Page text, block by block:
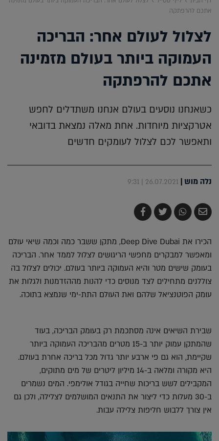
אתכם להרפתקה
לצלול לעולם אחר: הבריכה
העמוקה ביותר בעולם מזמינה
אתכם להרפתקה
כשאנחנו נוסעים בעולם אנחנו משתדלים לחפש
אטרקציות מיוחדות. אחת מאלה נמצאת בדובאי
ותאפשר לכם לצלול לעומקים חדשים
נלה מוש|
26.07.2021 | 9:31
שלח
בדואר
שתף
ב-
צייץ
ב-
שתף
ב-
הכירו את Deep Dive Dubai, מתקן ששבר כמה וכמה שיאי עולם
ומאפשר למבקרים מחפשי הריגושים לצלול לממד אחר. הבריכה
בעומק שישים מטר והיא העמוקה ביותר בעולם. יכולים לצלול בה
צוללנים מתחילים לצד מנוסים כדי להנות מההזדמנות ולגלות את
עומק הפוטנציאל שלהם ואת העולם התת-ימי שנמצא בתוכה.
שבירת השיאים אינה מסתכמת רק בעומק הבריכה, בעוד
שהמתקן עמוק יותר ב-15 מטרים מהבריכה העמוקה ביותר
שקיימת, הוא גם פי ארבע יותר גדול מכל בריכה אחרת בעולם.
היא מקורה ומלאה ב-14 מיליון ליטרים של מים מתוקים,
המקבילים לשש בריכות שחייה בגודל אולימפי. המים נשמרים
ב-30 מעלות כדי ליצור את התנאים המושלמים לצלילה, ולכן גם
אין צורך ללבוש חליפות צלילה עבות.